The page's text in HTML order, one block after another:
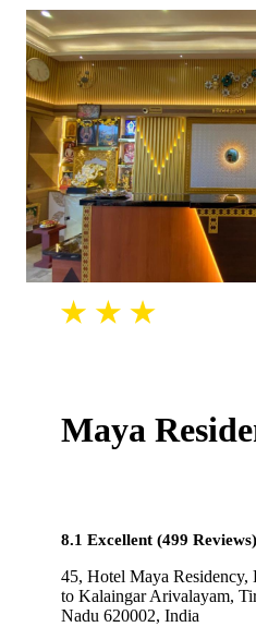
Maya
8.1 Excellent (499 Reviews)
45, Hotel Maya Residency,
to Kalaingar Arivalayam,
Nadu 620002, India